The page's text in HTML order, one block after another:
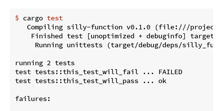
$ cargo test
Compiling silly-function v0.1.0 (file:///
Finished test [unoptimized + debuginfo]
Running unittests (target/debug/deps/
running 2 tests
test tests::this_test_will_fail ... FAILED
test tests::this_test_will_pass ... ok
failures: